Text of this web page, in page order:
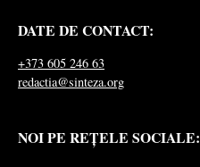
DATE DE CONTACT:
+373 605 246 63
redactia@sinteza.org
NOI PE REȚELE SOCIALE: